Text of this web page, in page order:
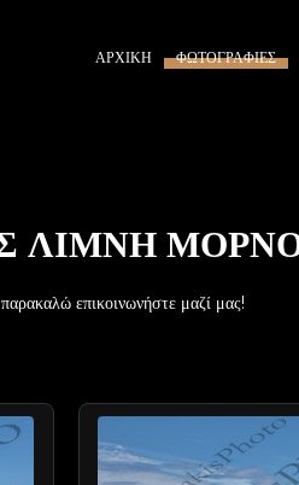
ΑΡΧΙΚΉ ΦΩΤΟΓΡΑΦΊΕΣ
ΛΙΜΝΗ
επικοινωνήστε μαζί μας!